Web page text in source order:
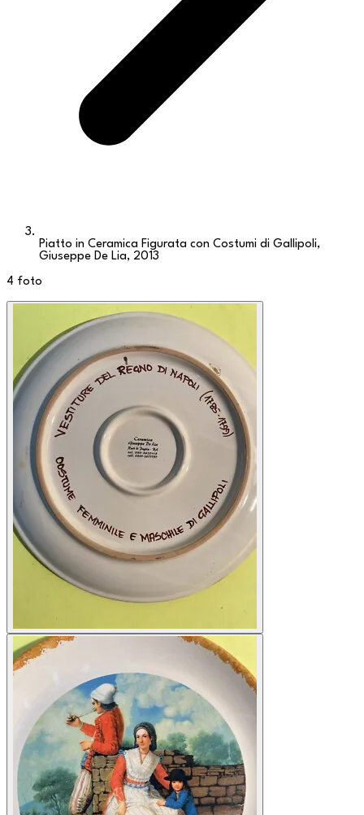
Piatto in Ceramica Figurata con Costumi di Gallipoli,
Giuseppe De Lia, 2013
4 foto